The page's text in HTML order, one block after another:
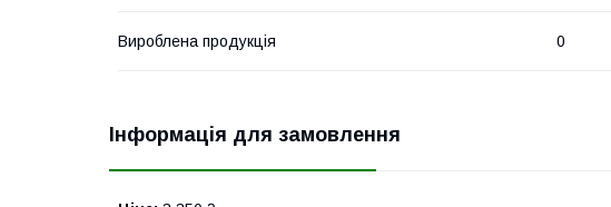
Вироблена продукція 0
Інформація для замовлення